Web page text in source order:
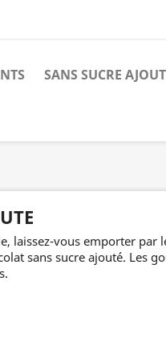
SANS SUCRE
laissez-vous emporter par
sans sucre ajouté. Les